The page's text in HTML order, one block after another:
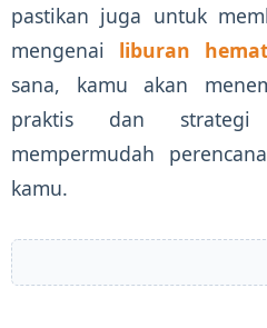
pastikan juga untuk
mengenai liburan
sana, kamu akan
praktis dan strategi
mempermudah
kamu.